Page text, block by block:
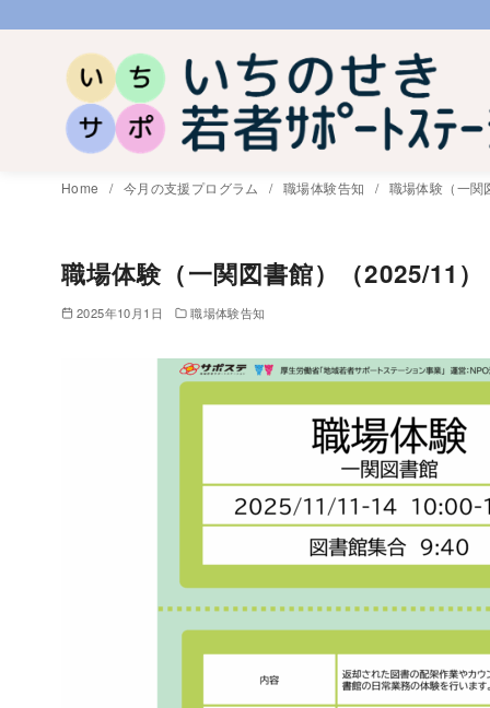
Home 今月の支援プログラム 職場体験告知 職場体験（一
職場体験（一関図書館）（2025/11）
2025年10月1日 職場体験告知